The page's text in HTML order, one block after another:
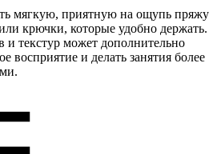
мягкую, приятную на ощупь пряжу
крючки, которые удобно держать.
и текстур может дополнительно
восприятие и делать занятия более